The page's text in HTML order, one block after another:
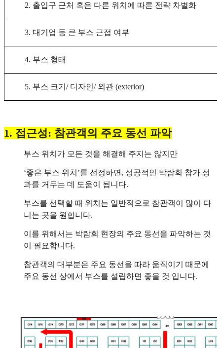
2. 출입구 근처 혹은 다른 위치에 따른 전략 차별화
3. 대기업 등 큰 부스 근접 여부
4. 부스 형태
5. 부스 크기/ 디자인/ 외관 (exterior)
1. 접근성: 참관객의 주요 동선 파악
부스 위치가 모든 것을 해결해 주지는 않지만
‘좋은 부스 위치’를 선정하면, 성공적인 박람회 참가 성
과를 거두는 데 도움이 됩니다.
부스를 선택할 때 위치는 일반적으로 참관객이 많이 다
니는 곳을 원합니다.
이를 위해서는 박람회 현장의 주요 동선을 파악하는 것
이 필요합니다.
참관객의 대부분은 주요 동선을 따라 움직이기 때문에
주요 동선 상에서 부스를 설립하면 좋을 것 입니다.